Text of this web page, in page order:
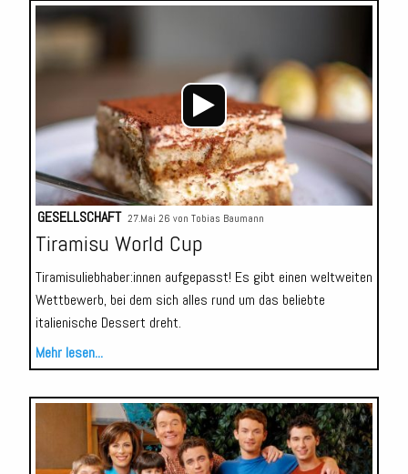
GESELLSCHAFT 27.Mai 26 von Tobias Baumann
Tiramisu World Cup
Tiramisuliebhaber:innen aufgepasst! Es gibt einen weltweiten
Wettbewerb, bei dem sich alles rund um das beliebte
italienische Dessert dreht.
Mehr lesen...
Audio-
Player